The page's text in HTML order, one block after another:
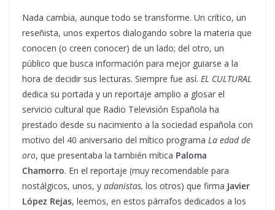
Nada cambia, aunque todo se transforme. Un crítico, un
reseñista, unos expertos dialogando sobre la materia que
conocen (o creen conocer) de un lado; del otro, un
público que busca información para mejor guiarse a la
hora de decidir sus lecturas. Siempre fue así. EL CULTURAL
dedica su portada y un reportaje amplio a glosar el
servicio cultural que Radio Televisión Española ha
prestado desde su nacimiento a la sociedad española con
motivo del 40 aniversario del mítico programa La edad de
oro, que presentaba la también mítica Paloma
Chamorro. En el reportaje (muy recomendable para
nostálgicos, unos, y adanistas, los otros) que firma Javier
López Rejas, leemos, en estos párrafos dedicados a los